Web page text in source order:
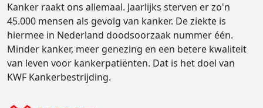
Kanker raakt ons allemaal. Jaarlijks sterven er zo'n
45.000 mensen als gevolg van kanker. De ziekte is
hiermee in Nederland doodsoorzaak nummer één.
Minder kanker, meer genezing en een betere kwaliteit
van leven voor kankerpatiënten. Dat is het doel van
KWF Kankerbestrijding.